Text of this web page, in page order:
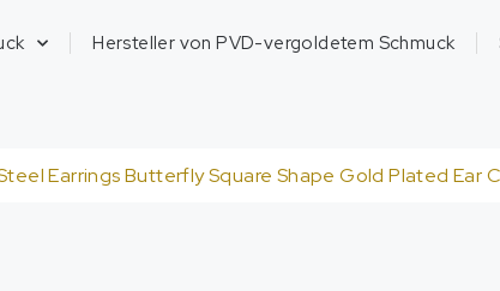
Hersteller von PVD-vergoldetem Schmuck
Earrings Butterfly Square Shape Gold Plated Ear